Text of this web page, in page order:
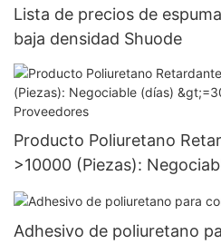
Lista de precios de
baja densidad Shuode
Producto Poliuretano
>10000 (Piezas):
Piezas US.7 Proveedores
Adhesivo de poliuretano